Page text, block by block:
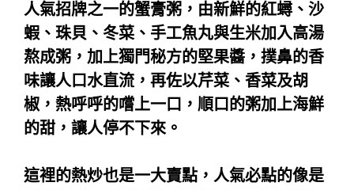
人氣招牌之一的蟹膏粥，由新鮮的紅蟳、沙
蝦、珠貝、冬菜、手工魚丸與生米加入高湯
熬成粥，加上獨門秘方的堅果醬，撲鼻的香
味讓人口水直流，再佐以芹菜、香菜及胡
椒，熱呼呼的嚐上一口，順口的粥加上海鮮
的甜，讓人停不下來。
這裡的熱炒也是一大賣點，人氣必點的像是